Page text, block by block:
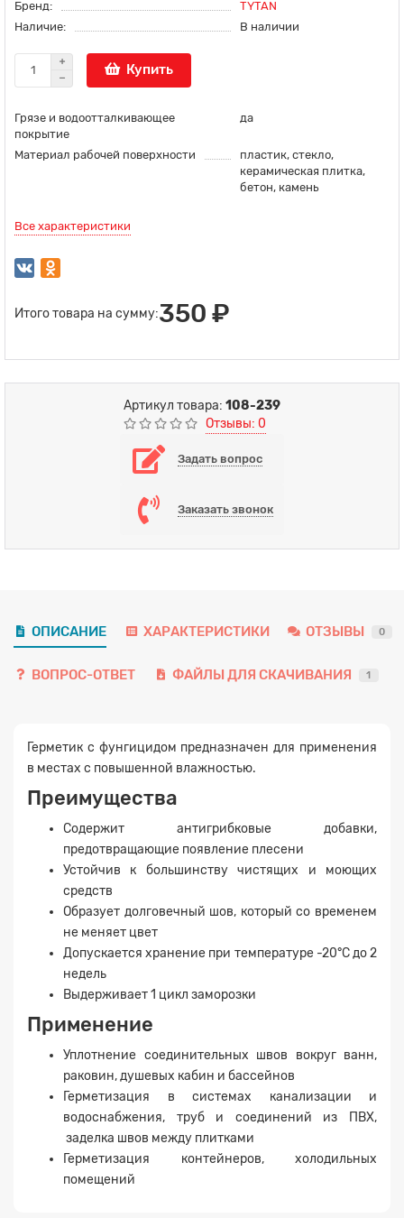
Бренд:
TYTAN
Наличие:
В наличии
Купить
Грязе и водоотталкивающее
покрытие
да
Материал рабочей поверхности
пластик, стекло,
керамическая плитка,
бетон, камень
Все характеристики
Итого товара на сумму:350 ₽
Артикул товара: 108-239
Отзывы: 0
Задать вопрос
Заказать звонок
ОПИСАНИЕ ХАРАКТЕРИСТИКИ ОТЗЫВЫ 0
ВОПРОС-ОТВЕТ ФАЙЛЫ ДЛЯ СКАЧИВАНИЯ 1
Герметик с фунгицидом предназначен для применения
в местах с повышенной влажностью.
Преимущества
Содержит антигрибковые добавки,
предотвращающие появление плесени
Устойчив к большинству чистящих и моющих
средств
Образует долговечный шов, который со временем
не меняет цвет
Допускается хранение при температуре -20°C до 2
недель
Выдерживает 1 цикл заморозки
Применение
Уплотнение соединительных швов вокруг ванн,
раковин, душевых кабин и бассейнов
Герметизация в системах канализации и
водоснабжения, труб и соединений из ПВХ,
заделка швов между плитками
Герметизация контейнеров, холодильных
помещений
Заявка на расчет